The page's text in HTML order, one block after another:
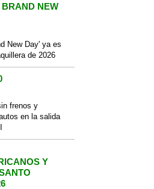
NEW
New Day' ya es
de 2026
frenos y
en la salida
Y